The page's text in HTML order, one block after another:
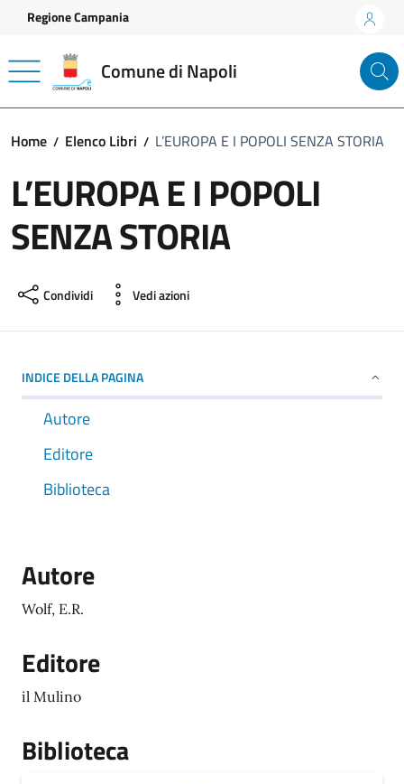
Vai ai contenuti
Vai al footer
Regione Campania
Comune di Napoli
Home Elenco Libri L’EUROPA E I POPOLI SENZA STORIA
L’EUROPA E I POPOLI
SENZA STORIA
Condividi Vedi azioni
INDICE DELLA PAGINA
Autore
Editore
Biblioteca
Autore
Wolf, E.R.
Editore
il Mulino
Biblioteca